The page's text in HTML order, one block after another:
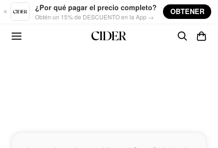
Skip to main content
¿Por qué pagar el precio completo?
Obtén un 15% de DESCUENTO en la App →
OBTENER